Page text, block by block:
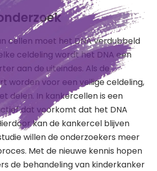
cellen moet het DNA verdubbeld
celdeling wordt het DNA een
aan de uiteindes. Als de
worden voor een veilige celdeling,
delen. In kankercellen is een
dat voorkomt dat het DNA
kan de kankercel blijven
willen de onderzoekers meer
Met de nieuwe kennis hopen
de behandeling van kinderkanker